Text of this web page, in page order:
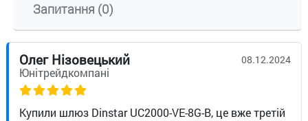
Запитання (0)
Олег Нізовецький
Юнітрейдкомпані
08.12.2024
Купили шлюз Dinstar UC2000-VE-8G-B, це вже третій